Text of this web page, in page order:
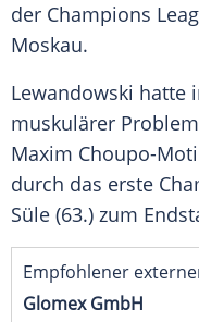
der Champions
Moskau.
Lewandowski hatte
muskulärer
Maxim Choupo-
durch das erste
Süle (63.) zum
Empfohlener
Glomex GmbH